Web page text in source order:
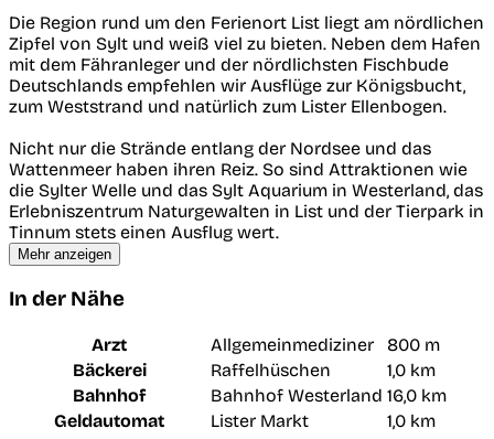
Die Region rund um den Ferienort List liegt am nördlichen
Zipfel von Sylt und weiß viel zu bieten. Neben dem Hafen
mit dem Fähranleger und der nördlichsten Fischbude
Deutschlands empfehlen wir Ausflüge zur Königsbucht,
zum Weststrand und natürlich zum Lister Ellenbogen.
Nicht nur die Strände entlang der Nordsee und das
Wattenmeer haben ihren Reiz. So sind Attraktionen wie
die Sylter Welle und das Sylt Aquarium in Westerland, das
Erlebniszentrum Naturgewalten in List und der Tierpark in
Tinnum stets einen Ausflug wert.
Mehr anzeigen
In der Nähe
Arzt Allgemeinmediziner
800 m
Bäckerei
Raffelhüschen
1,0 km
Bahnhof
Bahnhof Westerland 16,0 km
Geldautomat
Lister Markt
1,0 km